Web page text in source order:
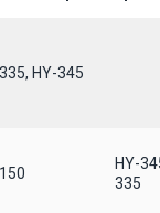
HY-345
HY-
335